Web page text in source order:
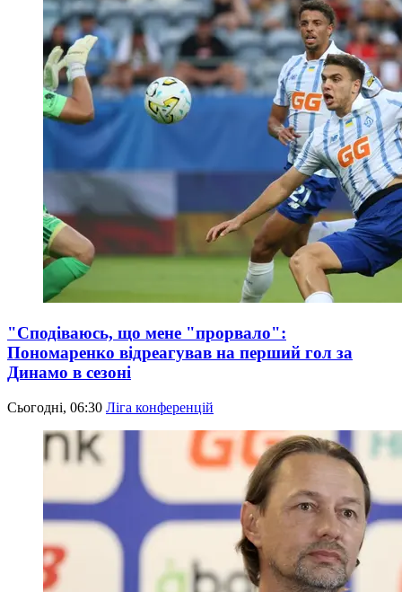
"Сподіваюсь, що мене "прорвало":
Пономаренко відреагував на перший гол за
Динамо в сезоні
Сьогодні, 06:30 Ліга конференцій